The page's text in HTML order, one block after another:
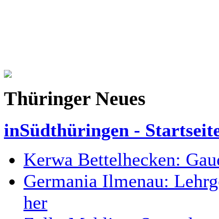
Thüringer Neues
inSüdthüringen -
Kerwa Bettelhecken:
Germania Ilmenau:
her